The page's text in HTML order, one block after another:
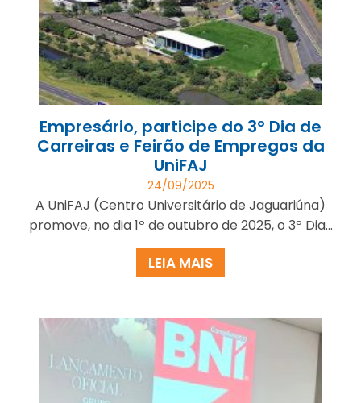
Empresário, participe do 3º Dia de
Carreiras e Feirão de Empregos da
UniFAJ
24/09/2025
A UniFAJ (Centro Universitário de Jaguariúna)
promove, no dia 1º de outubro de 2025, o 3º Dia...
LEIA MAIS